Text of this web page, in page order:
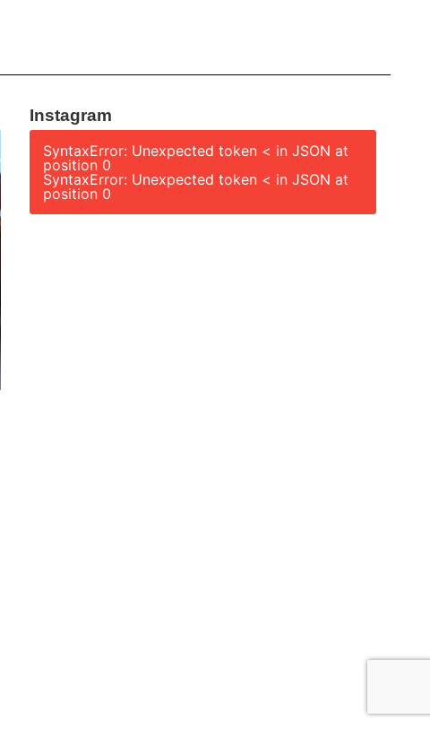
Instagram
SyntaxError: Unexpected token < in JSON at
position 0
SyntaxError: Unexpected token < in JSON at
position 0